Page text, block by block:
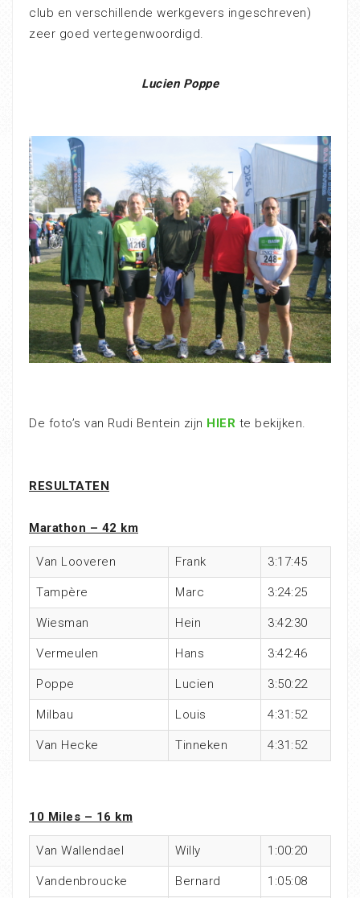
club en verschillende werkgevers ingeschreven)
zeer goed vertegenwoordigd.
Lucien Poppe
De foto’s van Rudi Bentein zijn HIER te bekijken.
RESULTATEN
Marathon – 42 km
Van Looveren Frank 3:17:45
Tampère Marc 3:24:25
Wiesman Hein 3:42:30
Vermeulen Hans 3:42:46
Poppe Lucien 3:50:22
Milbau Louis 4:31:52
Van Hecke Tinneken 4:31:52
10 Miles – 16 km
Van Wallendael Willy 1:00:20
Vandenbroucke Bernard 1:05:08